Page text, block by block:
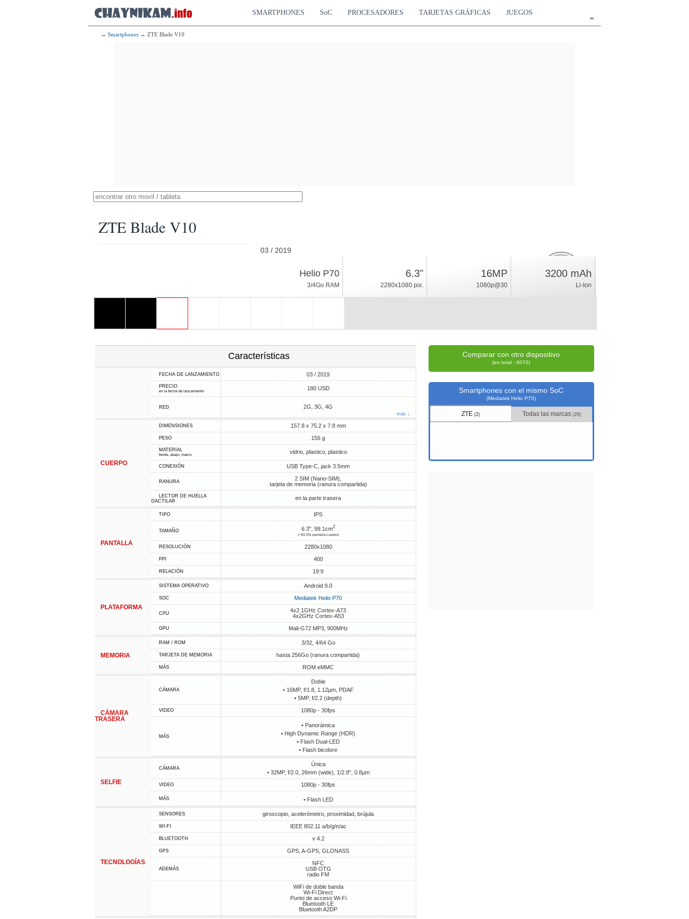
es
SMARTPHONES SoC PROCESADORES TARJETAS GRÁFICAS JUEGOS
→ Smartphones → ZTE Blade V10
ZTE Blade V10
03 / 2019
6.6%
Helio P70
3/4Go RAM
6.3"
2280x1080 pix.
16MP
1080p@30
3200 mAh
Li-Ion
Características
FECHA DE LANZAMIENTO 03 / 2019
PRECIO
en la fecha de lanzamiento 180 USD
RED 2G, 3G, 4G
más ↓
CUERPO
DIMENSIONES 157.8 x 75.2 x 7.8 mm
PESO 156 g
MATERIAL
frente, abajo, marco vidrio, plastico, plastico
CONEXIÓN USB Type-C, jack 3.5mm
RANURA
2 SIM (Nano-SIM),
tarjeta de memoria (ranura compartida)
LECTOR DE HUELLA
DACTILAR
en la parte trasera
PANTALLA
TIPO IPS
TAMAÑO 6.3", 99.1cm2
(~83.5% pantalla-cuerpo)
RESOLUCIÓN 2280x1080
PPI 400
RELACIÓN 19:9
PLATAFORMA
SISTEMA OPERATIVO Android 9.0
SOC Mediatek Helio P70
CPU
4x2.1GHz Cortex-A73
4x2GHz Cortex-A53
GPU Mali-G72 MP3, 900MHz
MEMORIA
RAM / ROM 3/32, 4/64 Go
TARJETA DE MEMORIA hasta 256Go (ranura compartida)
MÁS ROM eMMC
CÁMARA
TRASERA
CÁMARA
Doble
• 16MP, f/1.8, 1.12µm, PDAF
• 5MP, f/2.2 (depth)
VIDEO 1080p - 30fps
MÁS
• Panorámica
• High Dynamic Range (HDR)
• Flash Dual-LED
• Flash bicolore
SELFIE
CÁMARA
Única
• 32MP, f/2.0, 26mm (wide), 1/2.8", 0.8µm
VIDEO 1080p - 30fps
MÁS • Flash LED
TECNOLOGÍAS
SENSORES giroscopio, acelerómetro, proximidad, brújula
WI-FI IEEE 802.11 a/b/g/n/ac
BLUETOOTH v 4.2
GPS GPS, A-GPS, GLONASS
ADEMÁS
NFC
USB OTG
radio FM
WiFi de doble banda
Wi-Fi Direct
Punto de acceso Wi-Fi
Bluetooth LE
Bluetooth A2DP
Comparar con otro dispositivo
(en total - 6070)
Smartphones con el mismo SoC
(Mediatek Helio P70)
ZTE(2) Todas las marcas(29)